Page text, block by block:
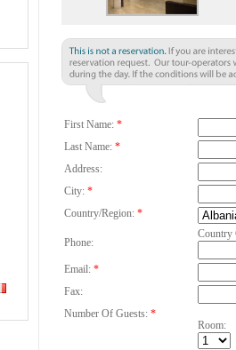
First Name: *
Last Name: *
Address:
City: *
Country/Region: *
Phone:
Country
Email: *
Fax:
Number Of Guests: *
Room: